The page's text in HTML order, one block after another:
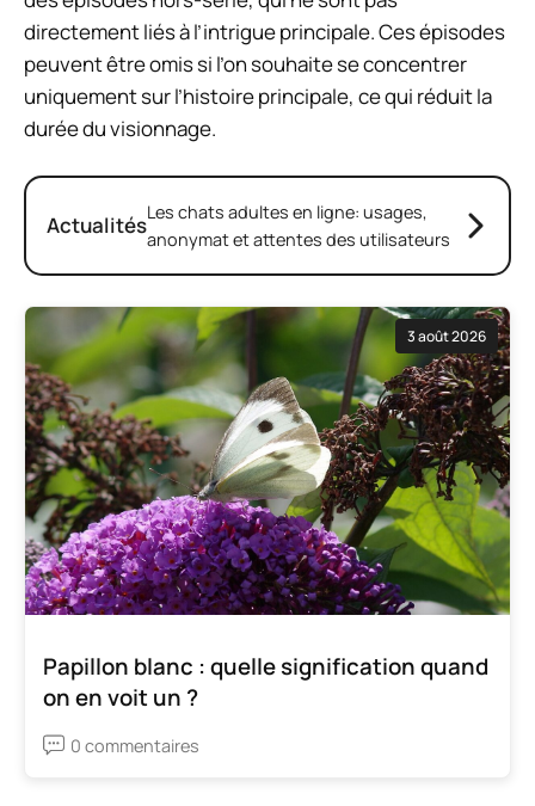
directement liés à l’intrigue principale. Ces épisodes
peuvent être omis si l’on souhaite se concentrer
uniquement sur l’histoire principale, ce qui réduit la
durée du visionnage.
ActualitésLes chats adultes en ligne: usages,
anonymat et attentes des utilisateurs
3 août 2026
Papillon blanc : quelle signification quand
on en voit un ?
0 commentaires